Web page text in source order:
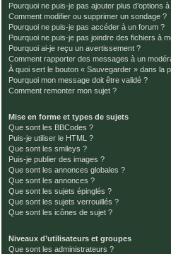
Pourquoi ne puis-je pas ajouter plus d’options
Comment modifier ou supprimer un sondage ?
Pourquoi ne puis-je pas accéder à un forum ?
Pourquoi ne puis-je pas joindre des fichiers à
Pourquoi ai-je reçu un avertissement ?
Comment rapporter des messages à un
À quoi sert le bouton « Sauvegarder » dans la
Pourquoi mon message doit être validé ?
Comment remonter mon sujet ?
Mise en forme et types de sujets
Que sont les BBCodes ?
Puis-je utiliser le HTML ?
Que sont les smileys ?
Puis-je publier des images ?
Que sont les annonces globales ?
Que sont les annonces ?
Que sont les sujets épinglés ?
Que sont les sujets verrouillés ?
Que sont les icônes de sujet ?
Niveaux d’utilisateurs et groupes
Que sont les administrateurs ?